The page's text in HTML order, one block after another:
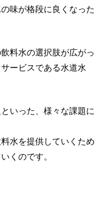
味が格段に良くなった
料水の選択肢が広がっ
ービスである水道水
いった、様々な課題に
水を提供していくため
くのです。